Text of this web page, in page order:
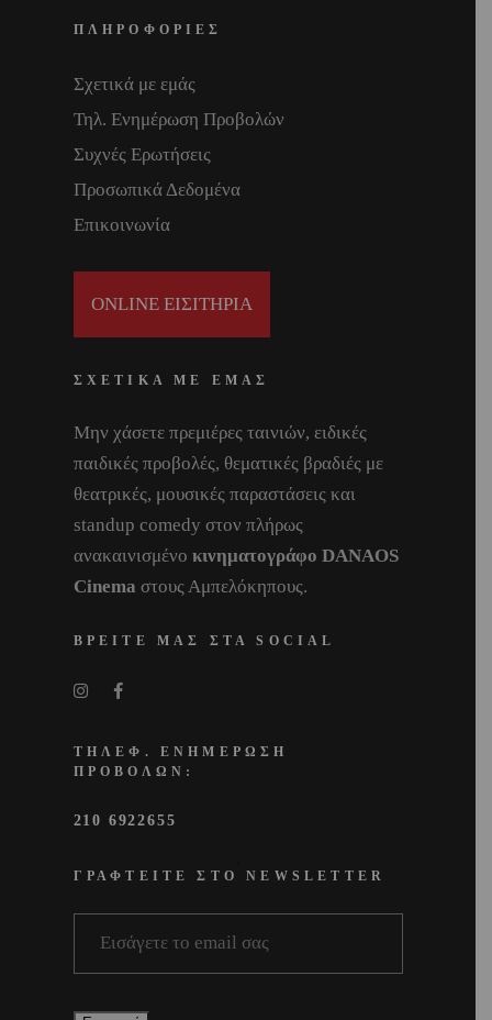
ΠΛΗΡΟΦΟΡΙΕΣ
Σχετικά με εμάς
Τηλ. Ενημέρωση Προβολών
Συχνές Ερωτήσεις
Προσωπικά Δεδομένα
Επικοινωνία
ONLINE ΕΙΣΙΤΗΡΙΑ
ΣΧΕΤΙΚΑ ΜΕ ΕΜΑΣ
Μην χάσετε πρεμιέρες ταινιών, ειδικές
παιδικές προβολές, θεματικές βραδιές με
θεατρικές, μουσικές παραστάσεις και
standup comedy στον πλήρως
ανακαινισμένο κινηματογράφο DANAOS
Cinema στους Αμπελόκηπους.
ΒΡΕΙΤΕ ΜΑΣ ΣΤΑ SOCIAL
ΤΗΛΕΦ. ΕΝΗΜΕΡΩΣΗ
ΠΡΟΒΟΛΩΝ:
210 6922655
ΓΡΑΦΤΕΙΤΕ ΣΤΟ NEWSLETTER